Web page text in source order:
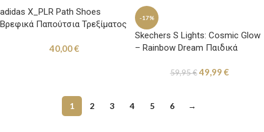
adidas X_PLR Path Shoes
Βρεφικά Παπούτσια Τρεξίματος
40,00€
-17%
Skechers S Lights: Cosmic Glow
– Rainbow Dream Παιδικά
Φωτάκια Μαύρα / Μωβ
59,95€49,99 €
1 2 3 4 5 6 →